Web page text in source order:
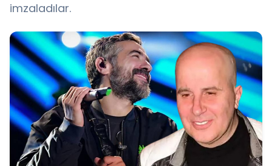
imzaladılar.